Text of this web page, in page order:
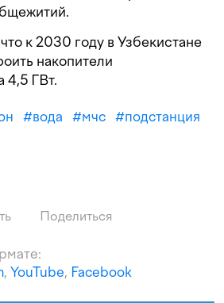
что к 2030 году в Узбекистане
накопители
4,5 ГВт.
#вода #мчс #подстанция
Поделиться
, YouTube, Facebook